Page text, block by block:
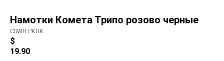
Намотки Комета Трипо розово черные
CSWR-PKBK
$
19.90